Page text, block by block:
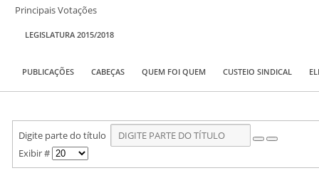
Principais Votações
LEGISLATURA 2015/2018
PUBLICAÇÕES CABEÇAS QUEM FOI QUEM CUSTEIO SINDICAL
Digite parte do título
Exibir #